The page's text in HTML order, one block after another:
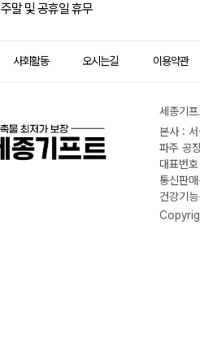
주말 및 공휴일 휴무
사회활동 오시는길 이용약관
세종기
본사 :
파주 공
대표번
통신판
건강기